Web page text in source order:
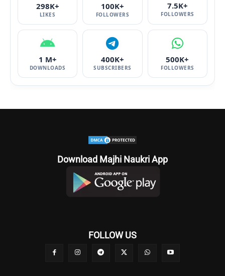
298K+
LIKES
100K+
FOLLOWERS
7.5K+
FOLLOWERS
1 M+
DOWNLOADS
400K+
SUBSCRIBERS
500K+
FOLLOWERS
Download Majhi Naukri App
FOLLOW US